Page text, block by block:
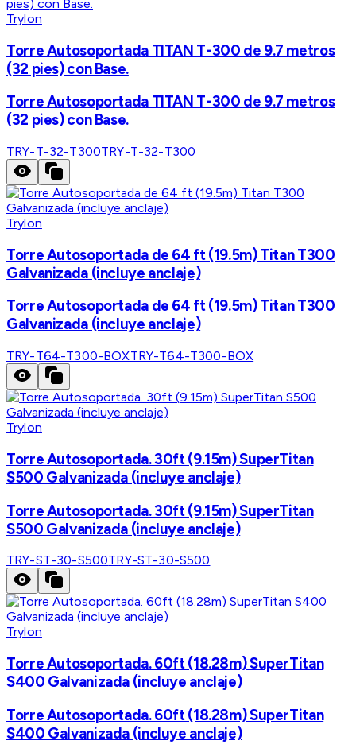
Trylon
Torre Autosoportada TITAN T-300 de 9.7 metros
(32 pies) con Base.
Torre Autosoportada TITAN T-300 de 9.7 metros
(32 pies) con Base.
TRY-T-32-T300TRY-T-32-T300
Trylon
Torre Autosoportada de 64 ft (19.5m) Titan T300
Galvanizada (incluye anclaje)
Torre Autosoportada de 64 ft (19.5m) Titan T300
Galvanizada (incluye anclaje)
TRY-T64-T300-BOXTRY-T64-T300-BOX
Trylon
Torre Autosoportada. 30ft (9.15m) SuperTitan
S500 Galvanizada (incluye anclaje)
Torre Autosoportada. 30ft (9.15m) SuperTitan
S500 Galvanizada (incluye anclaje)
TRY-ST-30-S500TRY-ST-30-S500
Trylon
Torre Autosoportada. 60ft (18.28m) SuperTitan
S400 Galvanizada (incluye anclaje)
Torre Autosoportada. 60ft (18.28m) SuperTitan
S400 Galvanizada (incluye anclaje)